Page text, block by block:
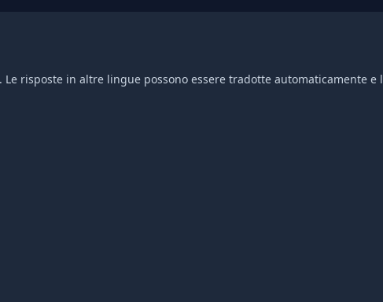
risposte in altre lingue possono essere tradotte automaticamente e